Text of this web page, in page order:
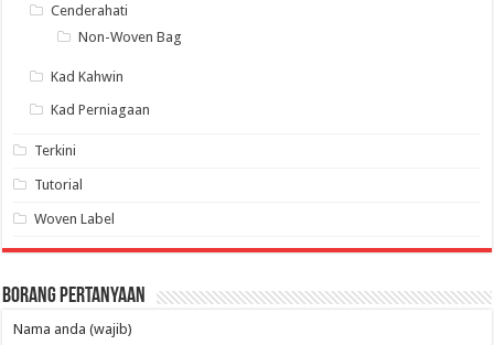
Cenderahati
Non-Woven Bag
Kad Kahwin
Kad Perniagaan
Terkini
Tutorial
Woven Label
Borang Pertanyaan
Nama anda (wajib)